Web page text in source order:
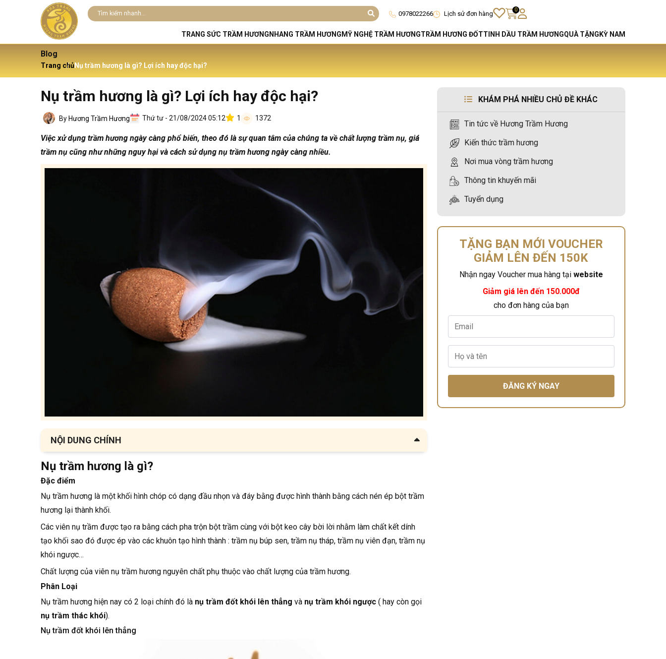
0978022266 Lịch sử đơn hàng
0
TRANG SỨC TRẦM HƯƠNG NHANG TRẦM HƯƠNG MỸ NGHỆ TRẦM HƯƠNGTRẦM HƯƠNG ĐỐTTINH DẦU TRẦM HƯƠNGQUÀ TẶNG KỲ NAM
Blog
Trang chủ Nụ trầm hương là gì? Lợi ích hay độc hại?
Nụ trầm hương là gì? Lợi ích hay độc hại?
By Hương Trầm Hương Thứ tư - 21/08/2024 05:12 1 1372
Việc xử dụng trầm hương ngày càng phổ biến, theo đó là sự quan tâm của chúng ta về chất lượng trầm nụ, giá
trầm nụ cũng như những nguy hại và cách sử dụng nụ trầm hương ngày càng nhiều.
NỘI DUNG CHÍNH
Nụ trầm hương là gì?
Đặc điểm
Phân Loại
Nụ trầm đốt khói lên thẳng
Nụ trầm hương giá bao nhiêu
Nụ trầm hương giá rẻ
Nụ trầm phổ thông
Giá nụ trầm hương cao cấp
Nụ trầm hương là gì?
Đặc điểm
Nụ trầm hương là một khối hình chóp có dạng đầu nhọn và đáy bằng được hình thành bằng cách nén ép bột trầm
hương lại thành khối.
Các viên nụ trầm được tạo ra bằng cách pha trộn bột trầm cùng với bột keo cây bời lời nhằm làm chất kết dính
tạo khối sao đó được ép vào các khuôn tạo hình thành : trầm nụ búp sen, trầm nụ tháp, trầm nụ viên đạn, trầm nụ
khói ngược…
Chất lượng của viên nụ trầm hương nguyên chất phụ thuộc vào chất lượng của trầm hương.
Phân Loại
Nụ trầm hương hiện nay có 2 loại chính đó là nụ trầm đốt khói lên thẳng và nụ trầm khói ngược ( hay còn gọi
nụ trầm thác khói).
Nụ trầm đốt khói lên thẳng
KHÁM PHÁ NHIỀU CHỦ ĐỀ KHÁC
Tin tức về Hương Trầm Hương
Kiến thức trầm hương
Nơi mua vòng trầm hương
Thông tin khuyến mãi
Tuyển dụng
TẶNG BẠN MỚI VOUCHER
GIẢM LÊN ĐẾN 150K
Nhận ngay Voucher mua hàng tại website
Giảm giá lên đến 150.000đ
cho đơn hàng của bạn
ĐĂNG KÝ NGAY